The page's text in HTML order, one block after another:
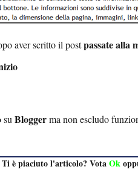
aver scritto il postpassate alla
su Bloggerma non escludo
Ti è piaciuto l'articolo? VotaOk